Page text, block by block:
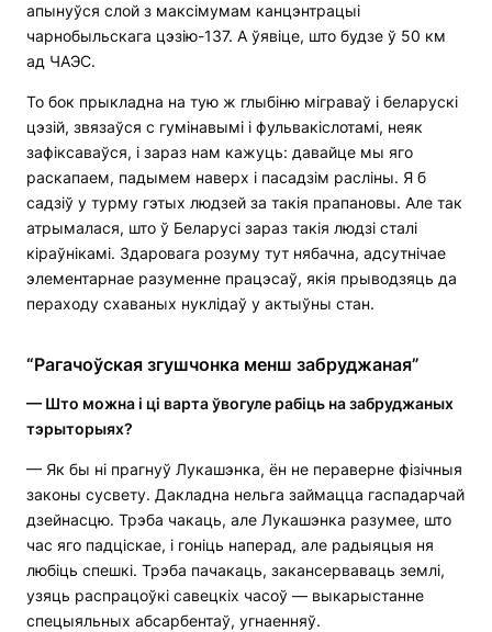
апынуўся слой з максімумам канцэнтрацыі
чарнобыльскага цэзію-137. А ўявіце, што будзе ў 50 км
ад ЧАЭС.
То бок прыкладна на тую ж глыбіню міграваў і беларускі
цэзій, звязаўся с гумінавымі і фульвакіслотамі, неяк
зафіксаваўся, і зараз нам кажуць: давайце мы яго
раскапаем, падымем наверх і пасадзім расліны. Я б
садзіў у турму гэтых людзей за такія прапановы. Але так
атрымалася, што ў Беларусі зараз такія людзі сталі
кіраўнікамі. Здаровага розуму тут нябачна, адсутнічае
элементарнае разуменне працэсаў, якія прыводзяць да
пераходу схаваных нуклідаў у актыўны стан.
“Рагачоўская згушчонка менш забруджаная”
— Што можна і ці варта ўвогуле рабіць на забруджаных
тэрыторыях?
— Як бы ні прагнуў Лукашэнка, ён не пераверне фізічныя
законы сусвету. Дакладна нельга займацца гаспадарчай
дзейнасцю. Трэба чакаць, але Лукашэнка разумее, што
час яго падціскае, і гоніць наперад, але радыяцыя ня
любіць спешкі. Трэба пачакаць, закансерваваць землі,
узяць распрацоўкі савецкіх часоў — выкарыстанне
спецыяльных абсарбентаў, угнаенняў.